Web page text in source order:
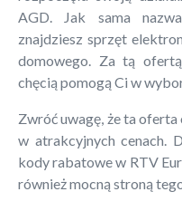
AGD. Jak sama
znajdziesz sprzęt
domowego. Za tą
chęcią pomogą Ci w
Zwróć uwagę, że ta
w atrakcyjnych cenach.
kody rabatowe w RTV
również mocną stroną